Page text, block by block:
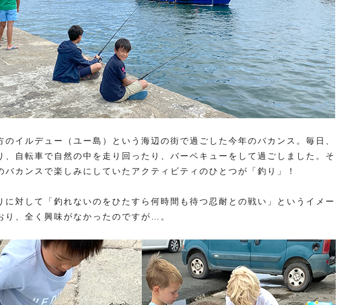
のイルデュー（ユー島）という海辺の街で過ごした今年のバカンス。毎日、
、自転車で自然の中を走り回ったり、バーベキューをして過ごしました。そ
バカンスで楽しみにしていたアクティビティのひとつが「釣り」！
に対して「釣れないのをひたすら何時間も待つ忍耐との戦い」というイメー
り、全く興味がなかったのですが…。